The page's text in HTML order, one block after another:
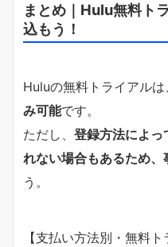
まとめ｜Hulu無料ト
込もう！
Huluの無料トライアルは
み可能です。
ただし、 登録方法によっ
れない場合もあるため、
う。
【支払い方法別・無料